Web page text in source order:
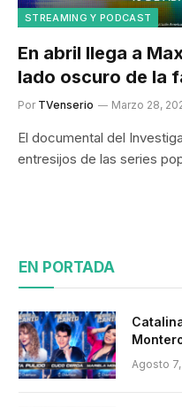
STREAMING Y PODCAST
En abril llega a
lado oscuro de la
Por TVenserio Marzo 28,
El documental del
entresijos de las series
EN PORTADA
Agosto